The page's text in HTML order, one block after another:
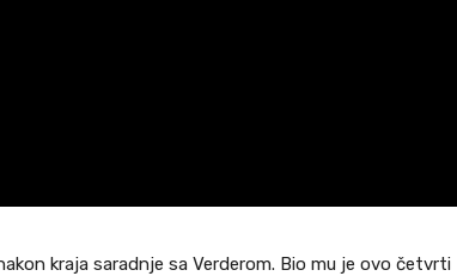
kraja saradnje sa Verderom. Bio mu je ovo četvrti